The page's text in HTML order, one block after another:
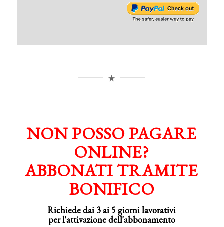
NON POSSO PAGARE
ONLINE?
ABBONATI TRAMITE
BONIFICO
Richiede dai 3 ai 5 giorni lavorativi
perl'attivazionedell'abbonamento